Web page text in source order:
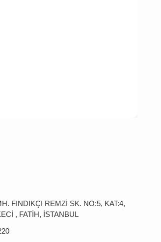
FINDIKÇI REMZİ SK. NO:5, KAT:4,
, FATİH, İSTANBUL